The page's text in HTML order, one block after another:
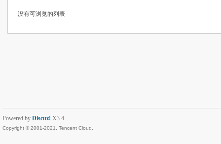
没有可浏览的列表
Powered by Discuz! X3.4
Copyright © 2001-2021, Tencent Cloud.